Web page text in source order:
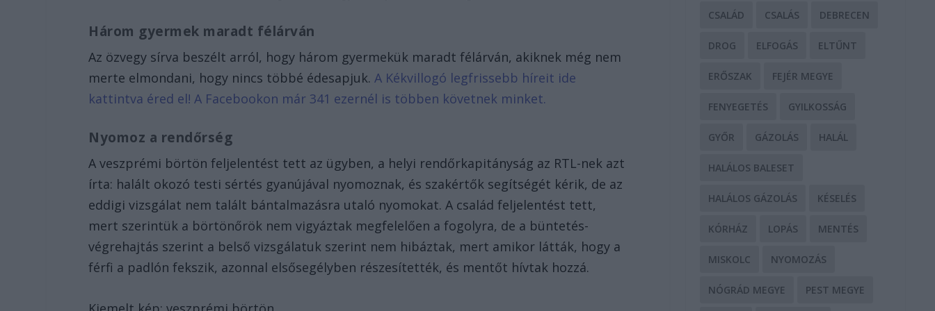
Három gyermek maradt félárván
Az özvegy sírva beszélt arról, hogy három gyermekük maradt félárván, akiknek még nem
merte elmondani, hogy nincs többé édesapjuk.A Kékvillogó legfrissebb híreit ide
kattintva éred el! A Facebookon már 341 ezernél is többen követnek minket.
Nyomoz a rendőrség
A veszprémi börtön feljelentést tett az ügyben, a helyi rendőrkapitányság az RTL-nek azt
írta: halált okozó testi sértés gyanújával nyomoznak, és szakértők segítségét kérik, de az
eddigi vizsgálat nem talált bántalmazásra utaló nyomokat. A család feljelentést tett,
mert szerintük a börtönőrök nem vigyáztak megfelelően a fogolyra, de a büntetés-
végrehajtás szerint a belső vizsgálatuk szerint nem hibáztak, mert amikor látták, hogy a
férfi a padlón fekszik, azonnal elsősegélyben részesítették, és mentőt hívtak hozzá.
CSALÁD CSALÁS DEBRECEN
DROG ELFOGÁS ELTŰNT
ERŐSZAK FEJÉR MEGYE
FENYEGETÉS GYILKOSSÁG
GYŐR GÁZOLÁS HALÁL
HALÁLOS BALESET
HALÁLOS GÁZOLÁS KÉSELÉS
KÓRHÁZ LOPÁS MENTÉS
MISKOLC NYOMOZÁS
NÓGRÁD MEGYE PEST MEGYE